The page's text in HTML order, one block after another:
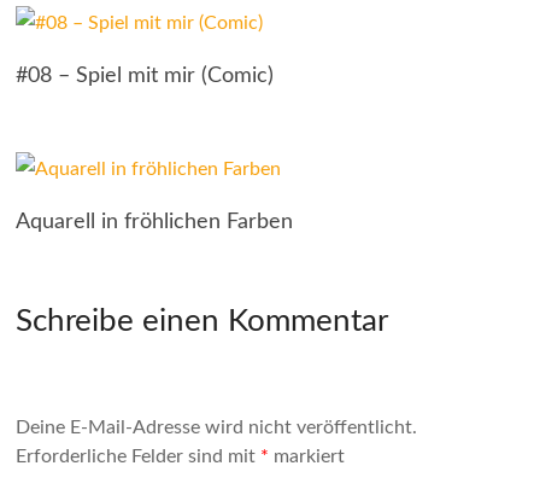
#08 – Spiel mit mir (Comic)
Aquarell in fröhlichen Farben
Schreibe einen Kommentar
Deine E-Mail-Adresse wird nicht veröffentlicht.
Erforderliche Felder sind mit * markiert